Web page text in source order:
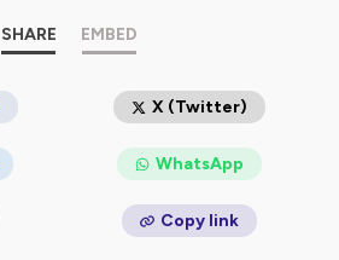
SHARE EMBED
X (Twitter)
WhatsApp
Copy link